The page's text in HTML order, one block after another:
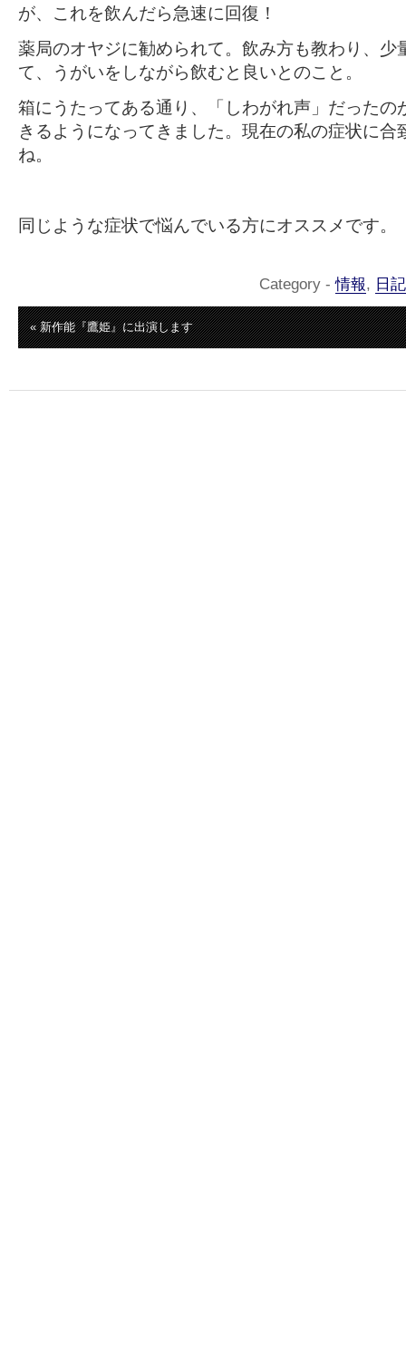
が、これを飲んだら急速に回復！
薬局のオヤジに勧められて。飲み方も教わり、少
て、うがいをしながら飲むと良いとのこと。
箱にうたってある通り、「しわがれ声」だったの
きるようになってきました。現在の私の症状に合
ね。
同じような症状で悩んでいる方にオススメです。
Category -情報, 日記
« 新作能『鷹姫』に出演します